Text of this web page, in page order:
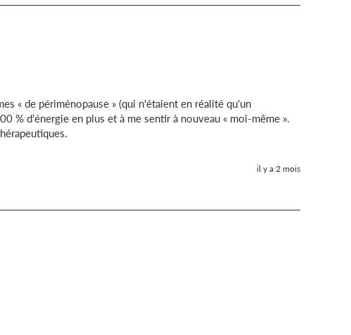
« de périménopause » (qui n'étaient en réalité qu'un
% d'énergie en plus et à me sentir à nouveau « moi-même ».
il y a 2 mois